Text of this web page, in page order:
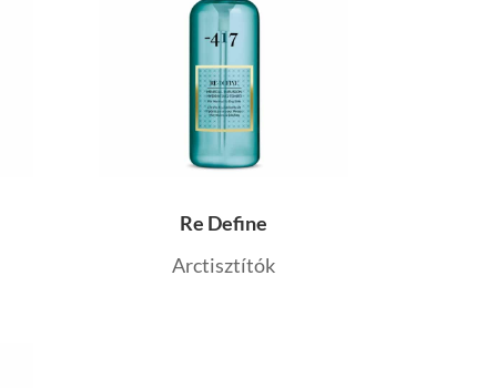
Re Define
Arctisztítók